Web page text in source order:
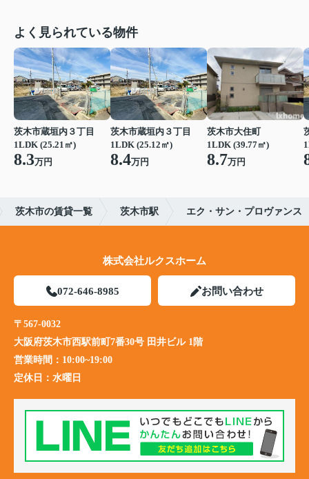
よく見られている物件
茨木市蔵垣内３丁目
1LDK (25.21㎡)
8.3万円
茨木市蔵垣内３丁目
1LDK (25.12㎡)
8.4万円
茨木市大住町
1LDK (39.77㎡)
8.7万円
茨木市の賃貸一覧 茨木市駅 エク・サン・プロヴァンス
株式会社ルクスホーム
072-646-8985 お問い合わせ
〒567-0032
大阪府茨木市西駅前町7番30号 田井ビル 1階
営業時間： 10:00~19:00
定休日： 水曜日